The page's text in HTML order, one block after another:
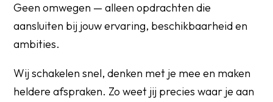
Geen omwegen — alleen opdrachten die
aansluiten bij jouw ervaring, beschikbaarheid en
ambities.
Wij schakelen snel, denken met je mee en maken
heldere afspraken. Zo weet jij precies waar je aan